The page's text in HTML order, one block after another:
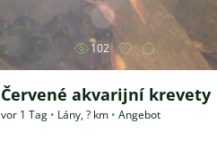
102
Červené akvarijní krevety
vor 1 Tag • Lány,? km • Angebot